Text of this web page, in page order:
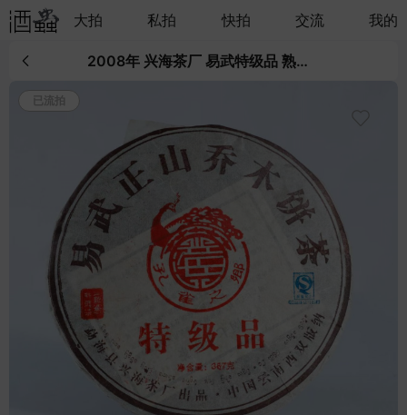
大拍 私拍 快拍 交流 我的
2008年 兴海茶厂 易武特级品 熟茶 357g*43饼 自然仓偏干